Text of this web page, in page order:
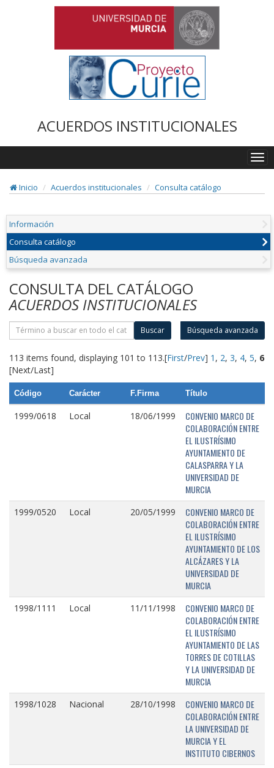
ACUERDOS INSTITUCIONALES
Inicio
Acuerdos institucionales Consulta catálogo
Información
Consulta catálogo
Búsqueda avanzada
CONSULTA DEL CATÁLOGO
ACUERDOS INSTITUCIONALES
Buscar Búsqueda avanzada
113 items found, displaying 101 to 113.[First/Prev] 1 , 2, 3, 4, 5, 6
[Next/Last]
Código Carácter F.Firma Título
1999/0618 Local 18/06/1999
CONVENIO MARCO DE
COLABORACIÓN ENTRE
EL ILUSTRÍSIMO
AYUNTAMIENTO DE
CALASPARRA Y LA
UNIVERSIDAD DE
MURCIA
1999/0520 Local 20/05/1999
CONVENIO MARCO DE
COLABORACIÓN ENTRE
EL ILUSTRÍSIMO
AYUNTAMIENTO DE LOS
ALCÁZARES Y LA
UNIVERSIDAD DE
MURCIA
1998/1111 Local 11/11/1998
CONVENIO MARCO DE
COLABORACIÓN ENTRE
EL ILUSTRÍSIMO
AYUNTAMIENTO DE LAS
TORRES DE COTILLAS
Y LA UNIVERSIDAD DE
MURCIA
1998/1028 Nacional 28/10/1998
CONVENIO MARCO DE
COLABORACIÓN ENTRE
LA UNIVERSIDAD DE
MURCIA Y EL
INSTITUTO CIBERNOS